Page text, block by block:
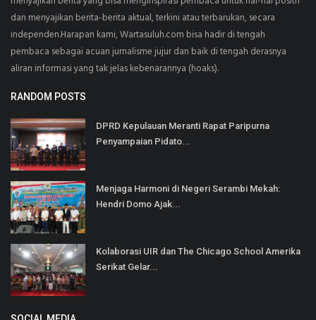
dan menyajikan berita-berita aktual, terkini atau terbarukan, secara
independen.Harapan kami, Wartasuluh.com bisa hadir di tengah
pembaca sebagai acuan jurnalisme jujur dan baik di tengah derasnya
aliran informasi yang tak jelas kebenarannya (hoaks).
RANDOM POSTS
DPRD Kepulauan Meranti Rapat Paripurna
Penyampaian Pidato...
Menjaga Harmoni di Negeri Serambi Mekah:
Hendri Domo Ajak...
Kolaborasi UIR dan The Chicago School Amerika
Serikat Gelar...